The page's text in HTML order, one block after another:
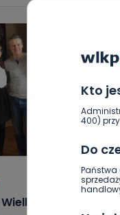
Kto
400)
Do
Państwa
– miasto